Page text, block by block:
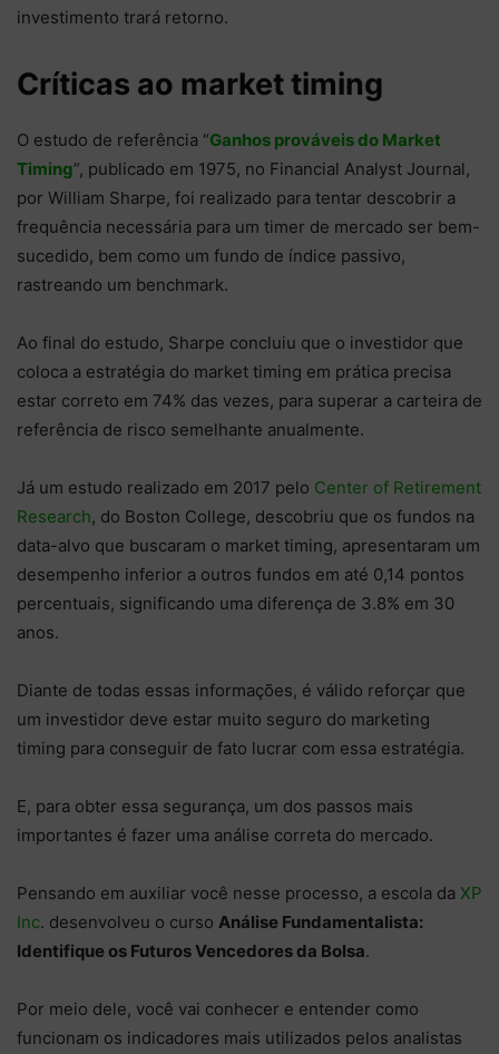
investimento trará retorno.
Críticas ao market timing
O estudo de referência “Ganhos prováveis do Market
Timing”, publicado em 1975, no Financial Analyst Journal,
por William Sharpe, foi realizado para tentar descobrir a
frequência necessária para um timer de mercado ser bem-
sucedido, bem como um fundo de índice passivo,
rastreando um benchmark.
Ao final do estudo, Sharpe concluiu que o investidor que
coloca a estratégia do market timing em prática precisa
estar correto em 74% das vezes, para superar a carteira de
referência de risco semelhante anualmente.
Já um estudo realizado em 2017 pelo Center of Retirement
Research, do Boston College, descobriu que os fundos na
data-alvo que buscaram o market timing, apresentaram um
desempenho inferior a outros fundos em até 0,14 pontos
percentuais, significando uma diferença de 3.8% em 30
anos.
Diante de todas essas informações, é válido reforçar que
um investidor deve estar muito seguro do marketing
timing para conseguir de fato lucrar com essa estratégia.
E, para obter essa segurança, um dos passos mais
importantes é fazer uma análise correta do mercado.
Pensando em auxiliar você nesse processo, a escola da XP
Inc. desenvolveu o curso Análise Fundamentalista:
Identifique os Futuros Vencedores da Bolsa.
Por meio dele, você vai conhecer e entender como
funcionam os indicadores mais utilizados pelos analistas